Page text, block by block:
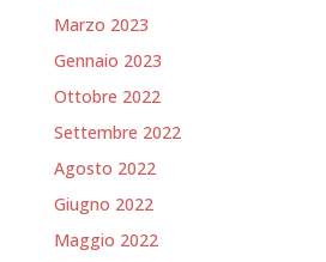
Marzo 2023
Gennaio 2023
Ottobre 2022
Settembre 2022
Agosto 2022
Giugno 2022
Maggio 2022